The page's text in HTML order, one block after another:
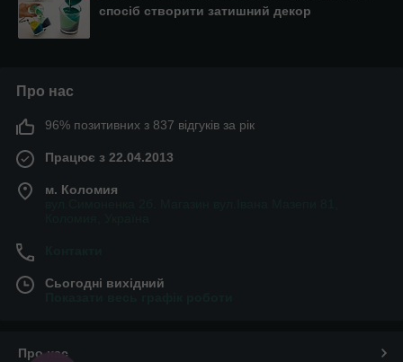
спосіб створити затишний декор
Про нас
96% позитивних з 837 відгуків за рік
Працює з 22.04.2013
м. Коломия
Сьогодні вихідний
Про нас